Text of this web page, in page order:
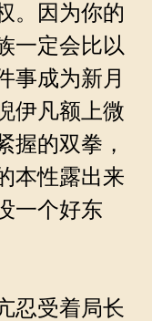
。因为你的
一定会比以
事成为新月
伊凡额上微
握的双拳，
本性露出来
一个好东
忍受着局长